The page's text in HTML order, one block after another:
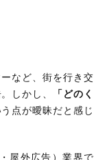
など、街を行き交
しかし、
「どのく
う点が曖昧だと感じ
屋外広告）業界で